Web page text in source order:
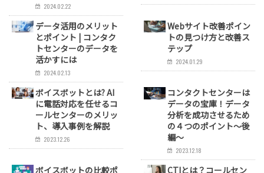
2024.02.22
データ活用のメリット
とポイント | コンタク
トセンターのデータを
活かすには
2024.02.13
Webサイト改善ポイン
トの見つけ方と改善ス
テップ
2024.01.29
ボイスボットとは? AI
に電話対応を任せるコ
ールセンターのメリッ
ト、導入事例を解説
2023.12.26
コンタクトセンターは
データの宝庫！データ
分析を成功させるため
の４つのポイント～後
編～
2023.12.18
ボイスボットの比較ポ
CTIとは？コールセン